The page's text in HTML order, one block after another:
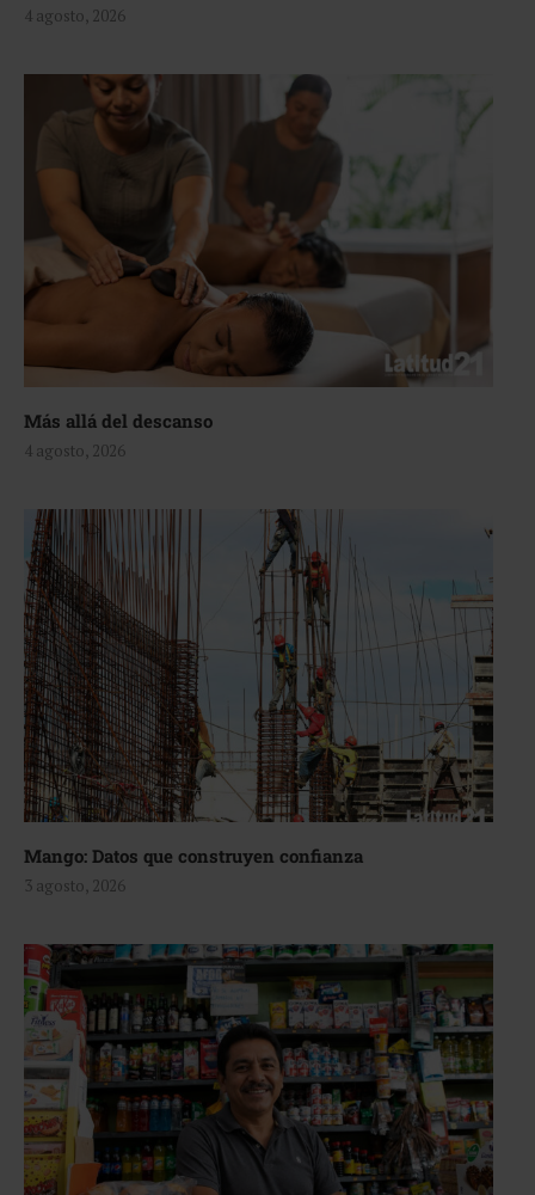
4 agosto, 2026
Más allá del descanso
4 agosto, 2026
Mango: Datos que construyen confianza
3 agosto, 2026